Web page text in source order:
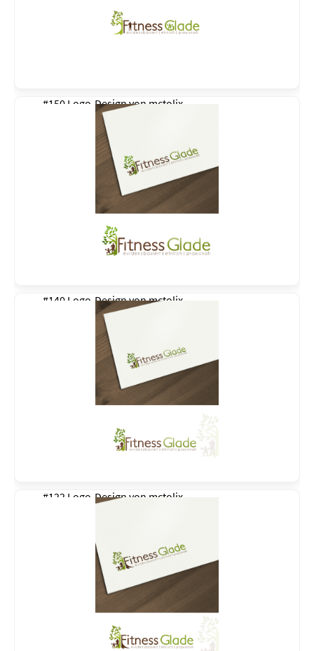
#150 Logo-Design von mctolix
#140 Logo-Design vonmctolix
#122 Logo-Design von mctolix